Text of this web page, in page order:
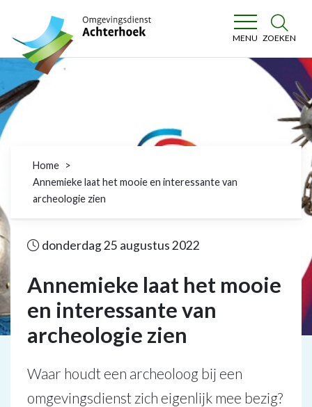
Omgevingsdienst Achterhoek
MENU ZOEKEN
Home
Annemieke laat het mooie en interessante van
archeologie zien
donderdag 25 augustus 2022
Annemieke laat het mooie
en interessante van
archeologie zien
Waar houdt een archeoloog bij een
omgevingsdienst zich eigenlijk mee bezig?